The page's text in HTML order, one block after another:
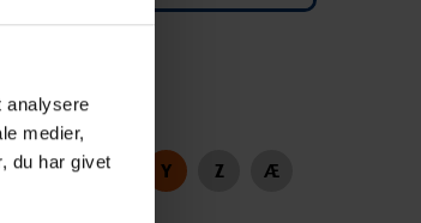
analysere
medier,
du har givet
U V X Y Z Æ